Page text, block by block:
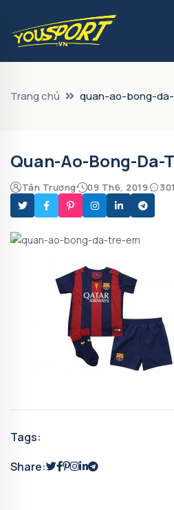
Trang chủ quan-ao-bong-
Quan-Ao-Bong-Da-
Tân Trương 09 Th6, 2019
Tags:
Share: